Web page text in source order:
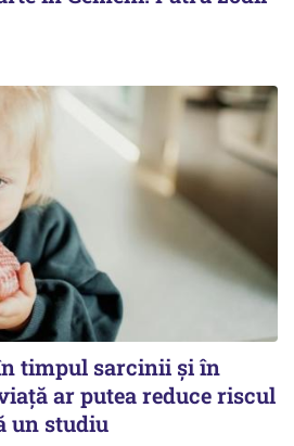
timpul sarcinii și în
ar putea reduce riscul
un studiu